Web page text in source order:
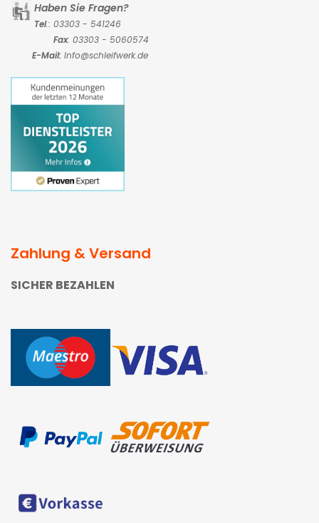
Haben Sie Fragen?
Tel.: 03303 - 541246
Fax: 03303 - 5060574
E-Mail: Info@schleifwerk.de
Zahlung & Versand
SICHER BEZAHLEN